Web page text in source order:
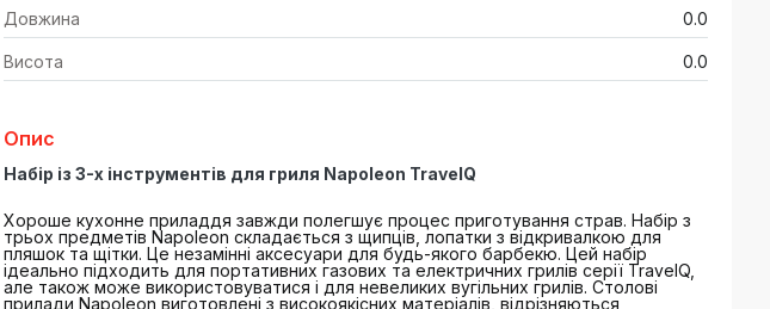
Довжина 0.0
Висота 0.0
Опис
Набір із 3-х інструментів для гриля Napoleon TravelQ
Хороше кухонне приладдя завжди полегшує процес приготування страв. Набір з
трьох предметів Napoleon складається з щипців, лопатки з відкривалкою для
пляшок та щітки. Це незамінні аксесуари для будь-якого барбекю. Цей набір
ідеально підходить для портативних газових та електричних грилів серії TravelQ,
але також може використовуватися і для невеликих вугільних грилів. Столові
прилади Napoleon виготовлені з високоякісних матеріалів, відрізняються